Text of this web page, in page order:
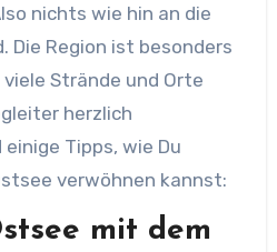
nichts wie hin an die
Die Region ist besonders
Strände und Orte
herzlich
Tipps, wie Du
verwöhnen kannst:
mit dem